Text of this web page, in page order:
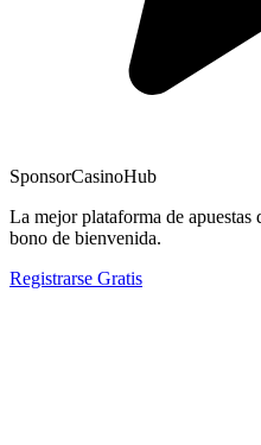
SponsorCasinoHub
La mejor plataforma de
bono de bienvenida.
Registrarse Gratis